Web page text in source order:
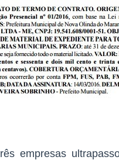
empresas